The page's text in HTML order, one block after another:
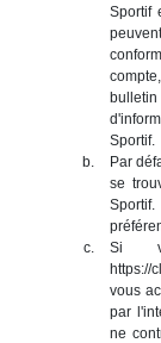
Sportif
Sportif.
Par
se
Si
https://
vous
par
ne